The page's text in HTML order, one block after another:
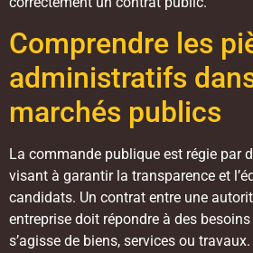
Comprendre les
administratifs
marchés publics
La commande publique est régie par
visant à garantir la transparence et
candidats. Un contrat entre une
entreprise doit répondre à des besoins
s’agisse de biens, services ou